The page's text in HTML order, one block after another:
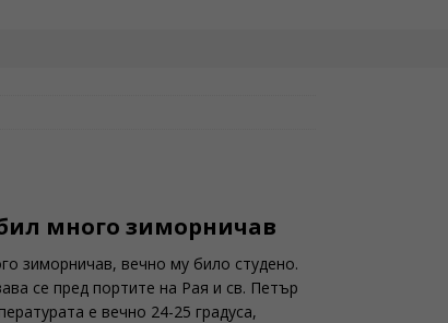
много зиморничав
зиморничав, вечно му било студено.
се пред портите на Рая и св. Петър
е вечно 24-25 градуса,